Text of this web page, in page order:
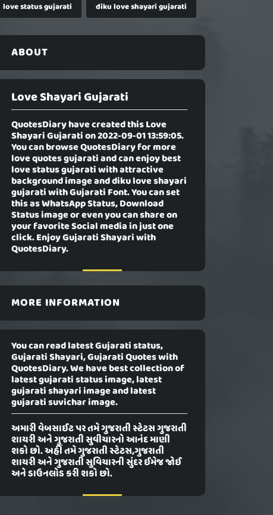
love status gujarati
diku love shayari gujarati
ABOUT
Love Shayari Gujarati
QuotesDiary have created thisLove
Shayari Gujaration 2022-09-01 13:59:05.
You can browse QuotesDiary for more
love quotes gujarati and can enjoy best
love status gujarati with attractive
background image and diku love shayari
gujarati with Gujarati Font. You can set
this as WhatsApp Status, Download
Status image or even you can share on
your favorite Social media in just one
click. Enjoy Gujarati Shayari with
QuotesDiary.
MORE INFORMATION
You can read latest Gujarati status,
Gujarati Shayari, Gujarati Quotes with
QuotesDiary. We have best collection of
latest gujarati status image, latest
gujarati shayari image and latest
gujarati suvichar image.
અમારી વેબસાઈટ પર તમે ગુજરાતી સ્ટેટસ ગુજરાતી
શાયરી અને ગુજરાતી સુવીચારનો આનંદ માણી
શકો છો. અહીં તમે ગુજરાતી સ્ટેટસ,ગુજરાતી
શાયરી અને ગુજરાતી સુવિચારની સુંદર ઈમેજ જોઈ
અને ડાઉનલોડ કરી શકો છો.